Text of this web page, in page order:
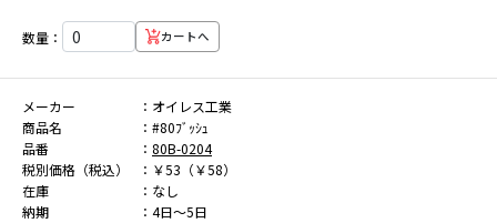
数量： カートへ
メーカー
オイレス工業
商品名
#80ﾌﾞｯｼｭ
品番
80B-0204
税別価格（税込）
￥53（￥58）
在庫
なし
納期
4日～5日